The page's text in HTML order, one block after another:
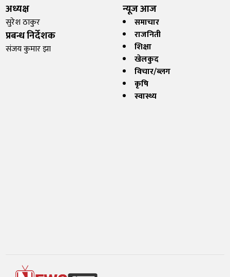
अध्यक्ष
सुरेश ठाकुर
प्रबन्ध निर्देशक
संजय कुमार झा
न्यूज आज
समाचार
राजनिती
शिक्षा
खेलकुद
विचार/ब्लग
कृषि
स्वास्थ्य